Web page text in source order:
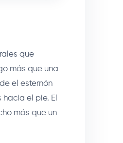
que
más que una
el esternón
el pie. El
más que un